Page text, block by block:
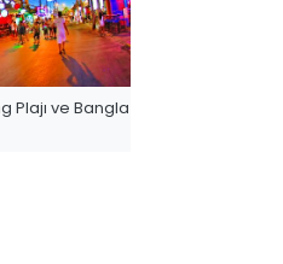
Plajı ve Bangla